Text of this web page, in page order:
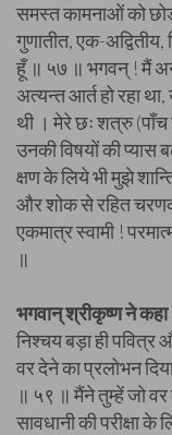
समस्त कामनाओं को
गुणातीत, एक-
हूँ ॥ ५७ ॥ भगवन् ! मैं
अत्यन्त आर्त हो रहा
थी । मेरे छः शत्रु
उनकी विषयों की प्यास
क्षण के लिये भी मुझे
और शोक से रहित
एकमात्र स्वामी !
॥
भगवान् श्रीकृष्ण ने
निश्चय बड़ा ही पवित्र
वर देने का प्रलोभन
॥ ५९ ॥ मैंने तुम्हें जो वर
सावधानी की परीक्षा